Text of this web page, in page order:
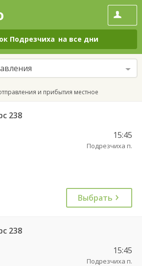
Подрезчиха на все дни
и прибытия местное
238
15:45
Подрезчиха п.
Выбрать
238
15:45
Подрезчиха п.